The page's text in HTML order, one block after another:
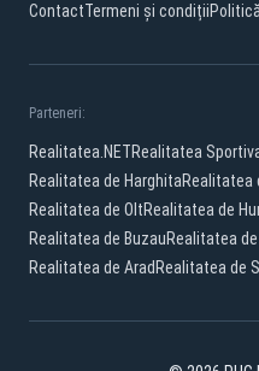
ContactTermeni și condiții
Parteneri:
Realitatea.NETRealitatea
Realitatea de HarghitaRealitatea
Realitatea de OltRealitatea de
Realitatea de BuzauRealitatea
Realitatea de Arad Realitatea de